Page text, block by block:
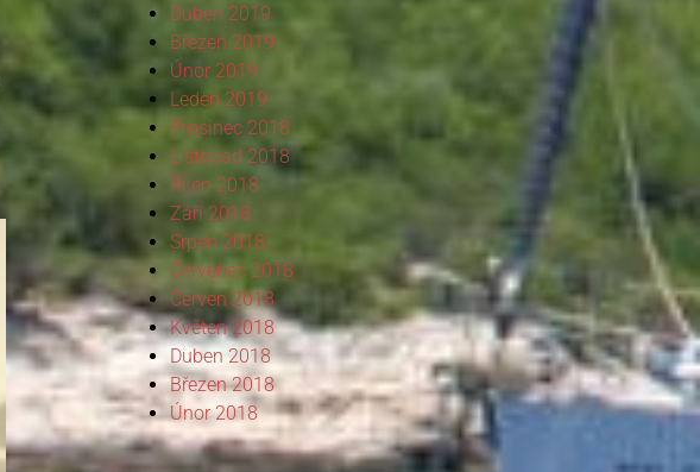
Duben 2019
Březen 2019
Únor 2019
Leden 2019
Prosinec 2018
Listopad 2018
Říjen 2018
Září 2018
Srpen 2018
Červenec 2018
Červen 2018
Květen 2018
Duben 2018
Březen 2018
Únor 2018